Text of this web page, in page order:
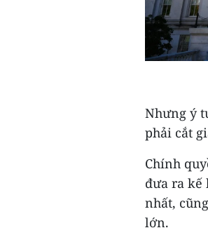
Nhưng ý
phải cắt
Chính
đưa ra kế
nhất,
lớn.